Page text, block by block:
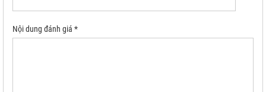
Nội dung đánh giá *